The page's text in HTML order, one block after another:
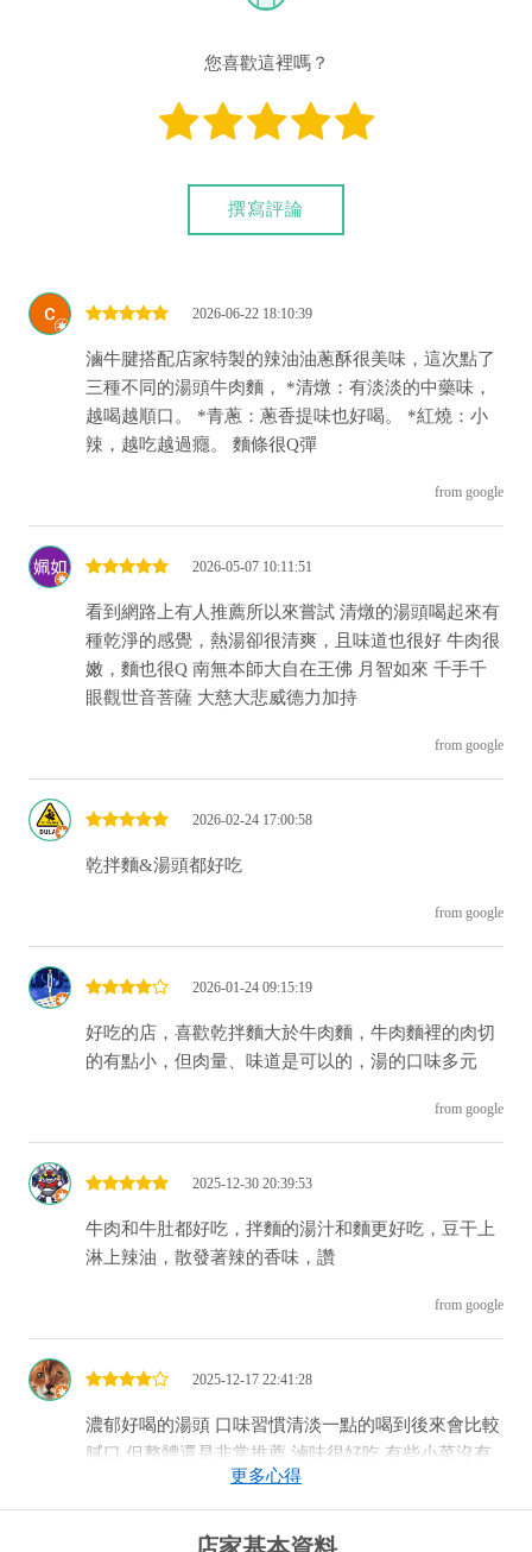
您喜歡這裡嗎？
撰寫評論
2026-06-22 18:10:39
滷牛腱搭配店家特製的辣油油蔥酥很美味，這次點了
三種不同的湯頭牛肉麵， *清燉：有淡淡的中藥味，
越喝越順口。 *青蔥：蔥香提味也好喝。 *紅燒：小
辣，越吃越過癮。 麵條很Q彈
from google
2026-05-07 10:11:51
看到網路上有人推薦所以來嘗試 清燉的湯頭喝起來有
種乾淨的感覺，熱湯卻很清爽，且味道也很好 牛肉很
嫩，麵也很Q 南無本師大自在王佛 月智如來 千手千
眼觀世音菩薩 大慈大悲威德力加持
from google
2026-02-24 17:00:58
乾拌麵&湯頭都好吃
from google
2026-01-24 09:15:19
好吃的店，喜歡乾拌麵大於牛肉麵，牛肉麵裡的肉切
的有點小，但肉量、味道是可以的，湯的口味多元
from google
2025-12-30 20:39:53
牛肉和牛肚都好吃，拌麵的湯汁和麵更好吃，豆干上
淋上辣油，散發著辣的香味，讚
from google
2025-12-17 22:41:28
濃郁好喝的湯頭 口味習慣清淡一點的喝到後來會比較
膩口 但整體還是非常推薦 滷味很好吃 有些小菜沒有
在菜單上可在點餐時詢問 推薦清燉的有很濃厚的蔬果
香氣 蔥燒有個花椒香 沒有吃不飽的問題兩個人一人
一碗差點吃不完 份量足夠
更多心得